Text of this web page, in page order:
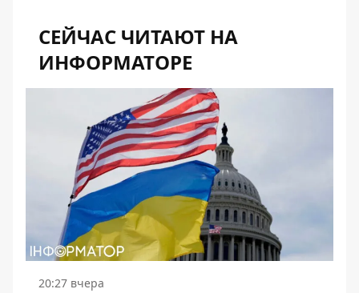
СЕЙЧАС ЧИТАЮТ НА
ИНФОРМАТОРЕ
20:27 вчера